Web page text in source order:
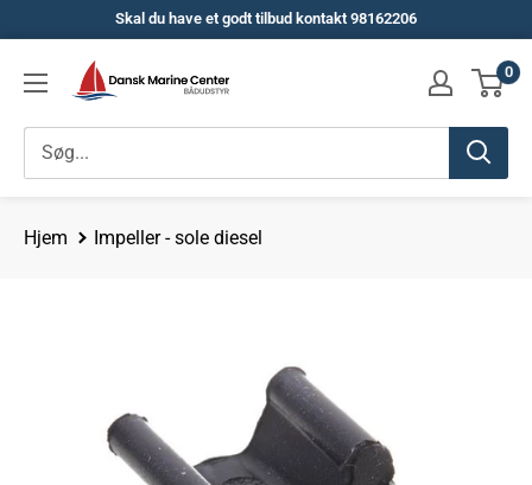
indhold
Skal du have et godt tilbud kontakt 98162206
Dansk
Marine
0
Hjem Impeller - sole diesel